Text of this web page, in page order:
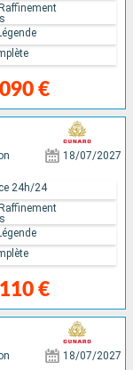
€
18/07/2027
€
24h/24
18/07/2027